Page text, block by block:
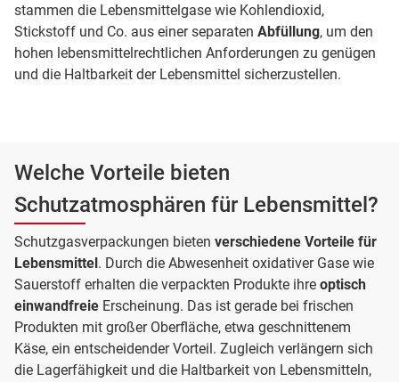
stammen die Lebensmittelgase wie Kohlendioxid,
Stickstoff und Co. aus einer separaten Abfüllung, um den
hohen lebensmittelrechtlichen Anforderungen zu genügen
und die Haltbarkeit der Lebensmittel sicherzustellen.
Welche Vorteile bieten
Schutzatmosphären für Lebensmittel?
Schutzgasverpackungen bieten verschiedene Vorteile für
Lebensmittel. Durch die Abwesenheit oxidativer Gase wie
Sauerstoff erhalten die verpackten Produkte ihre optisch
einwandfreie Erscheinung. Das ist gerade bei frischen
Produkten mit großer Oberfläche, etwa geschnittenem
Käse, ein entscheidender Vorteil. Zugleich verlängern sich
die Lagerfähigkeit und die Haltbarkeit von Lebensmitteln,